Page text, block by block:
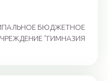
БЮДЖЕТНОЕ
"ГИМНАЗИЯ